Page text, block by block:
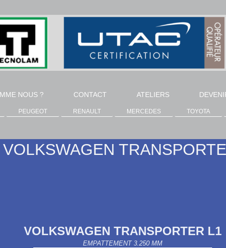
NOUS ? CONTACT ATELIERS
PEUGEOT RENAULT MERCEDES TOYOTA
VOLKSWAGEN
VOLKSWAGEN TRANSPORTER L1
EMPATTEMENT 3.250 MM